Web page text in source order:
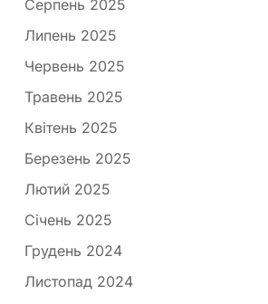
Серпень 2025
Липень 2025
Червень 2025
Травень 2025
Квітень 2025
Березень 2025
Лютий 2025
Січень 2025
Грудень 2024
Листопад 2024